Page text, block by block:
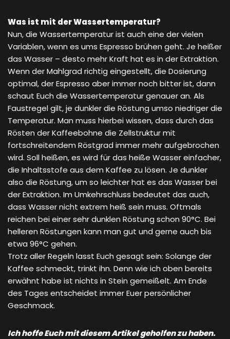
Was ist mit der Wassertemperatur?
Nun, die Wassertemperatur ist auch eine der vielen
Variablen, wenn es ums Espresso brühen geht. Je heißer
das Wasser – desto mehr Kraft hat es in der Extraktion.
Wenn der Mahlgrad richtig eingestellt, die Dosierung
optimal, der Espresso aber immer noch bitter ist, dann
schaut Euch die Wassertemperatur genauer an. Als
Faustregel gilt, je dunkler die Röstung umso niedriger die
Temperatur. Man muss hierbei wissen, dass durch das
Rösten der Kaffeebohne die Zellstruktur mit
fortschreitendem Röstgrad immer mehr aufgebrochen
wird. Soll heißen, es wird für das heiße Wasser einfacher,
die Inhaltsstofe aus dem Kaffee zu lösen. Je dunkler
also die Röstung, um so leichter hat es das Wasser bei
der Extraktion. Im Umkehrschluss bedeutet das auch,
dass Wasser nicht extrem heiß sein muss. Oftmals
reichen bei einer sehr dunklen Röstung schon 90°C. Bei
helleren Röstungen kann man gut und gerne auch bis
etwa 96°C gehen.
Trotz aller Regeln lasst Euch gesagt sein: Solange der
Kaffee schmeckt, trinkt ihn. Denn wie ich oben bereits
erwähnt habe ist nichts in Stein gemeißelt. Am Ende
des Tages entscheidet immer Euer persönlicher
Geschmack.
Ich hoffe Euch mit diesem Artikel geholfen zu haben.